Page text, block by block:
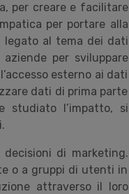
per creare e facilitare
per portare alla
legato al tema dei dati
per sviluppare
esterno ai dati
dati di prima parte
studiato l’impatto, si
decisioni di marketing.
o a gruppi di utenti in
attraverso il loro